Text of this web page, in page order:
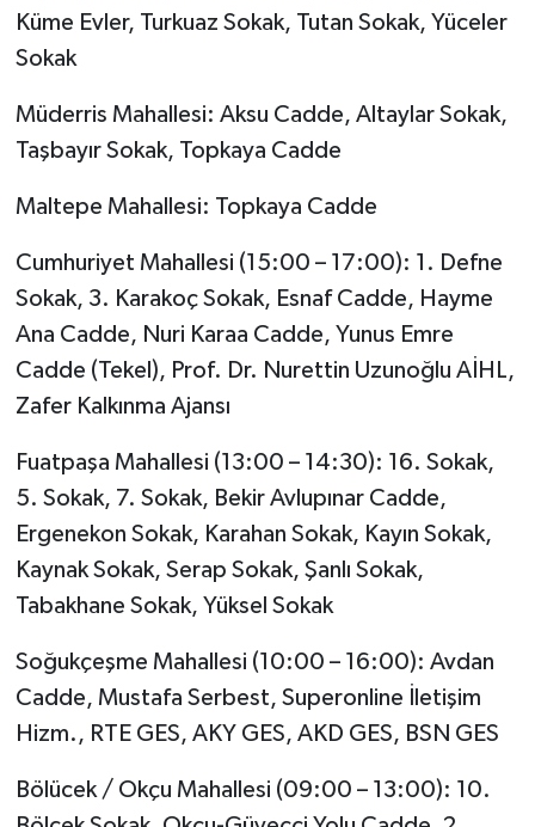
Küme Evler, Turkuaz Sokak, Tutan Sokak, Yüceler
Sokak
Müderris Mahallesi: Aksu Cadde, Altaylar Sokak,
Taşbayır Sokak, Topkaya Cadde
Maltepe Mahallesi: Topkaya Cadde
Cumhuriyet Mahallesi (15:00 – 17:00): 1. Defne
Sokak, 3. Karakoç Sokak, Esnaf Cadde, Hayme
Ana Cadde, Nuri Karaa Cadde, Yunus Emre
Cadde (Tekel), Prof. Dr. Nurettin Uzunoğlu AİHL,
Zafer Kalkınma Ajansı
Fuatpaşa Mahallesi (13:00 – 14:30): 16. Sokak,
5. Sokak, 7. Sokak, Bekir Avlupınar Cadde,
Ergenekon Sokak, Karahan Sokak, Kayın Sokak,
Kaynak Sokak, Serap Sokak, Şanlı Sokak,
Tabakhane Sokak, Yüksel Sokak
Soğukçeşme Mahallesi (10:00 – 16:00): Avdan
Cadde, Mustafa Serbest, Superonline İletişim
Hizm., RTE GES, AKY GES, AKD GES, BSN GES
Bölücek / Okçu Mahallesi (09:00 – 13:00): 10.